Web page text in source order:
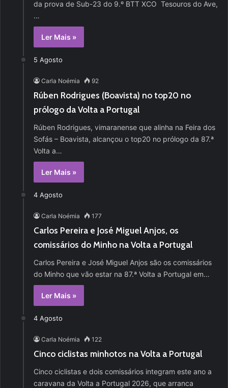
da prova de Sub-23 do 9.º BTT XCO Tesouros do Ave,
…
Ler Mais »
5 Agosto
Carla Noémia 92
Rúben Rodrigues (Boavista) no top20 no
prólogo da Volta a Portugal
Rúben Rodrigues, vimaranense que alinha na Feira dos
Sofás – Boavista, alcançou o top20 no prólogo da 87.ª
Volta a…
Ler Mais »
4 Agosto
Carla Noémia 177
Carlos Pereira e José Miguel Anjos, os
comissários do Minho na Volta a Portugal
Carlos Pereira e José Miguel Anjos são os comissários
do Minho que vão estar na 87.ª Volta a Portugal em…
Ler Mais »
4 Agosto
Carla Noémia 122
Cinco ciclistas minhotos na Volta a Portugal
Cinco ciclistas e dois comissários integram este ano a
caravana da Volta a Portugal 2026, que arranca